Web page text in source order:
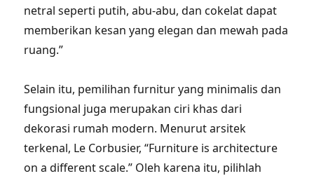
netral seperti putih, abu-abu, dan cokelat dapat
memberikan kesan yang elegan dan mewah pada
ruang.”
Selain itu, pemilihan furnitur yang minimalis dan
fungsional juga merupakan ciri khas dari
dekorasi rumah modern. Menurut arsitek
terkenal, Le Corbusier, “Furniture is architecture
on a different scale.” Oleh karena itu, pilihlah